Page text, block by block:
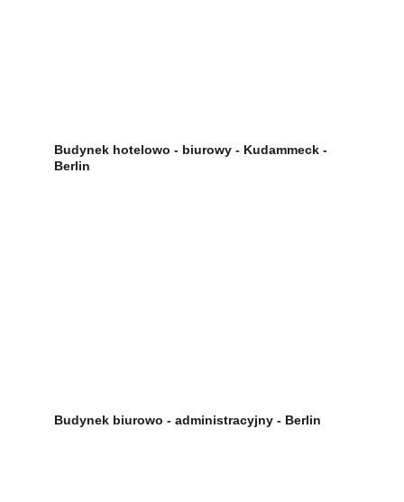
Budynek hotelowo - biurowy - Kudammeck -
Berlin
Budynek biurowo - administracyjny - Berlin